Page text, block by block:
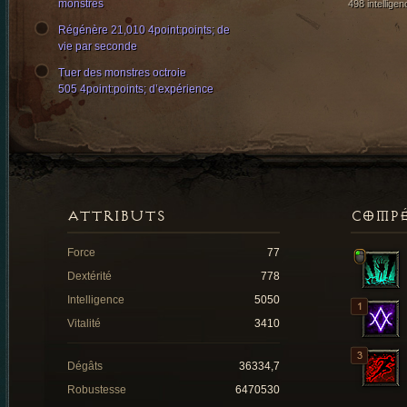
498
monstres
Régénère 21,010 4point:points; de
vie par seconde
Tuer des monstres octroie
505 4point:points; d’expérience
ATTRIBUTS
Force
77
Dextérité
778
Intelligence
5050
Vitalité
3410
Dégâts
36334,7
Robustesse
6470530